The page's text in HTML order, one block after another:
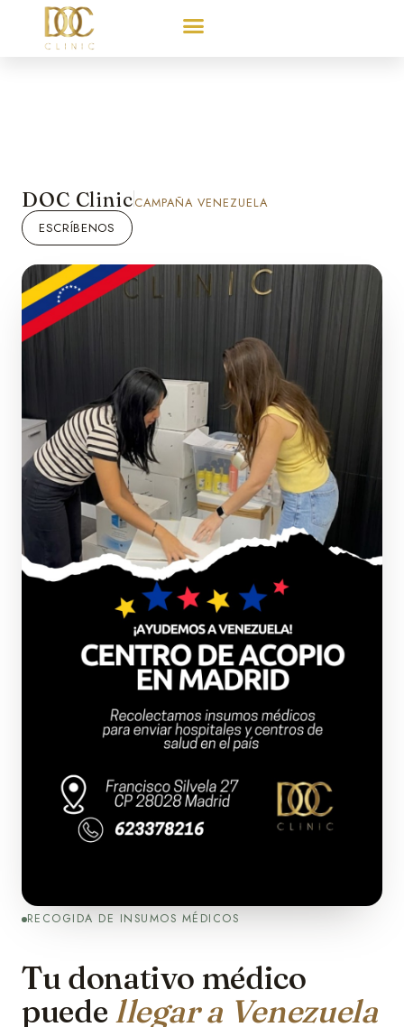
DOC ClinicCAMPAÑA VENEZUELA
ESCRÍBENOS
RECOGIDA DE INSUMOS MÉDICOS
Tu donativo médico
puede llegar a Venezuela